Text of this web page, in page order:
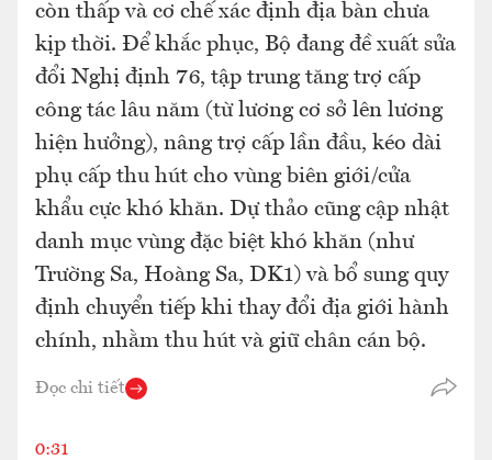
còn thấp và cơ chế xác định địa bàn chưa
kịp thời. Để khắc phục, Bộ đang đề xuất sửa
đổi Nghị định 76, tập trung tăng trợ cấp
công tác lâu năm (từ lương cơ sở lên lương
hiện hưởng), nâng trợ cấp lần đầu, kéo dài
phụ cấp thu hút cho vùng biên giới/cửa
khẩu cực khó khăn. Dự thảo cũng cập nhật
danh mục vùng đặc biệt khó khăn (như
Trường Sa, Hoàng Sa, DK1) và bổ sung quy
định chuyển tiếp khi thay đổi địa giới hành
chính, nhằm thu hút và giữ chân cán bộ.
Đọc chi tiết
0:31